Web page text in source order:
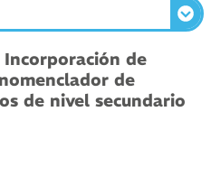
Incorporación de
de
de nivel secundario